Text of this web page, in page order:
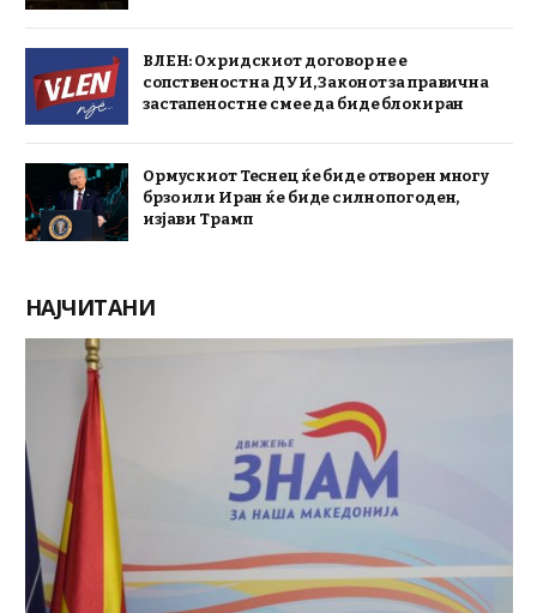
ВЛЕН: Охридскиот договор не е
сопственост на ДУИ, Законот за правична
застапеност не смее да биде блокиран
Ормускиот Теснец ќе биде отворен многу
брзо или Иран ќе биде силно погоден,
изјави Трамп
НАЈЧИТАНИ